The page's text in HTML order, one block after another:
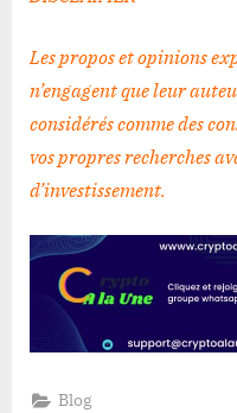
Les propos et opinions
n’engagent que leur
considérés comme des
vos propres recherches
d’investissement.
Blog